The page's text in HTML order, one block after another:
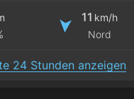
11 km/h
Nord
24 Stunden anzeigen